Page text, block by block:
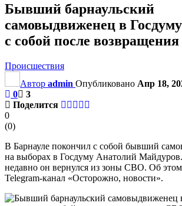
Бывший барнаульский
самовыдвиженец в
с собой после
Происшествия
Автор admin Опубликовано Апр 18,
0
3
Поделится
0
(0)
В Барнауле покончил с собой бывший
на выборах в Госдуму Анатолий
недавно он вернулся из зоны СВО. Об
Telegram-канал «Осторожно, новости».